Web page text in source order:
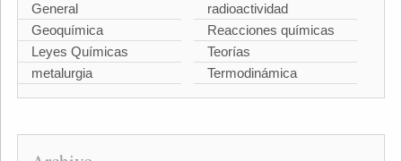
General
Geoquímica
Leyes Químicas
metalurgia
radioactividad
Reacciones químicas
Teorías
Termodinámica